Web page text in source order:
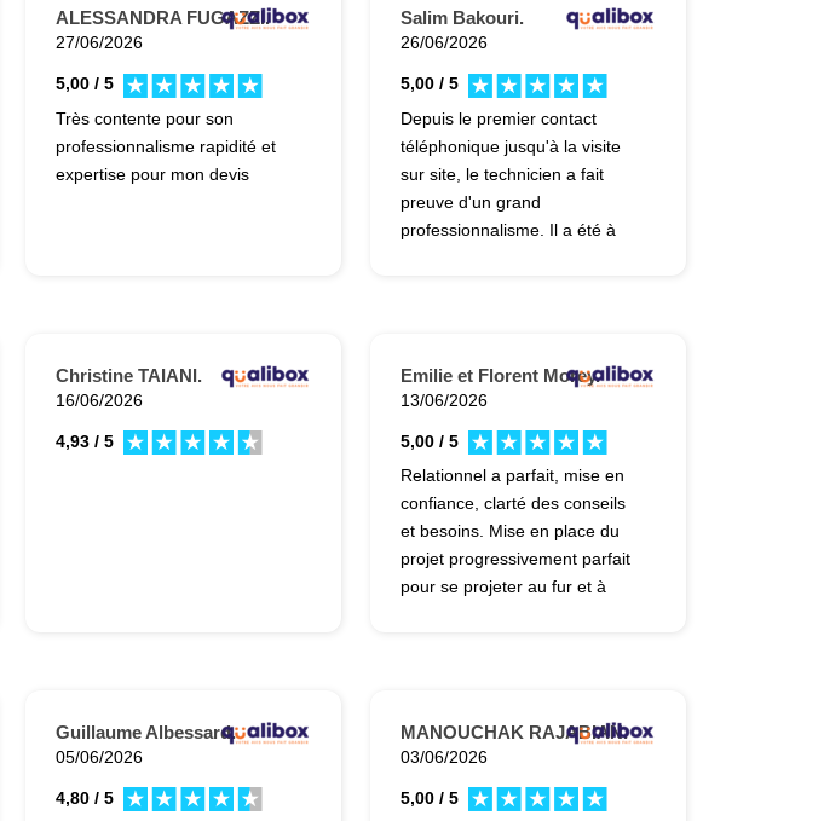
ALESSANDRA FUGAZZI.
27/06/2026
5,00 / 5
Très contente pour son
professionnalisme rapidité et
expertise pour mon devis
Salim Bakouri.
26/06/2026
5,00 / 5
Depuis le premier contact
téléphonique jusqu'à la visite
sur site, le technicien a fait
preuve d'un grand
professionnalisme. Il a été à
a été à la hauteur de mes
attentes. Il reste désormais à
devis est retenu.
Christine TAIANI.
16/06/2026
4,93 / 5
Emilie et Florent Morey.
13/06/2026
5,00 / 5
Relationnel a parfait, mise en
confiance, clarté des conseils
et besoins. Mise en place du
projet progressivement parfait
pour se projeter au fur et à
Guillaume Albessard.
05/06/2026
4,80 / 5
MANOUCHAK RAJABIAN.
03/06/2026
5,00 / 5